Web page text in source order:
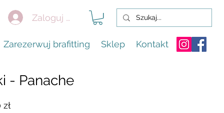
Zaloguj się
Zarezerwuj brafitting Sklep Kontakt
- Panache
Cena